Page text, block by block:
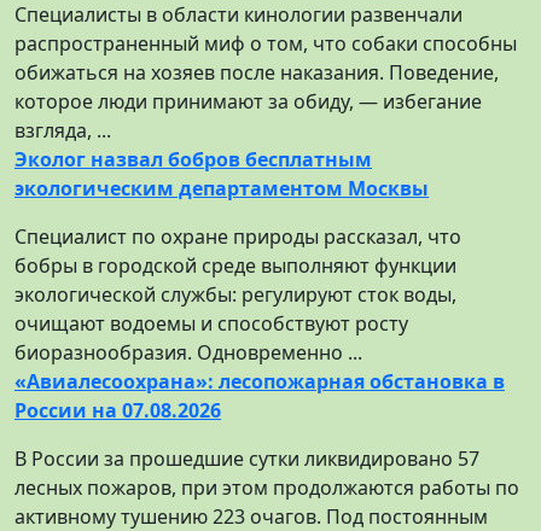
Специалисты в области кинологии развенчали
распространенный миф о том, что собаки способны
обижаться на хозяев после наказания. Поведение,
которое люди принимают за обиду, — избегание
взгляда, ...
Эколог назвал бобров бесплатным
экологическим департаментом Москвы
Специалист по охране природы рассказал, что
бобры в городской среде выполняют функции
экологической службы: регулируют сток воды,
очищают водоемы и способствуют росту
биоразнообразия. Одновременно ...
«Авиалесоохрана»: лесопожарная обстановка в
России на 07.08.2026
В России за прошедшие сутки ликвидировано 57
лесных пожаров, при этом продолжаются работы по
активному тушению 223 очагов. Под постоянным